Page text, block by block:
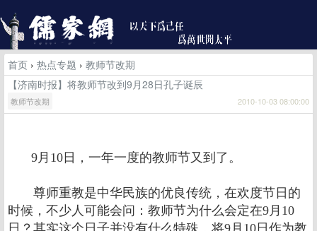
首页 › 热点专题 › 教师节改期
【济南时报】将教师节改到9月28日孔子诞辰
教师节改期 2010-10-03 08:00:00
9月10日，一年一度的教师节又到了。
尊师重教是中华民族的优良传统，在欢度节日的
时候，不少人可能会问：教师节为什么会定在9月10
日？其实这个日子并没有什么特殊，将9月10日作为教